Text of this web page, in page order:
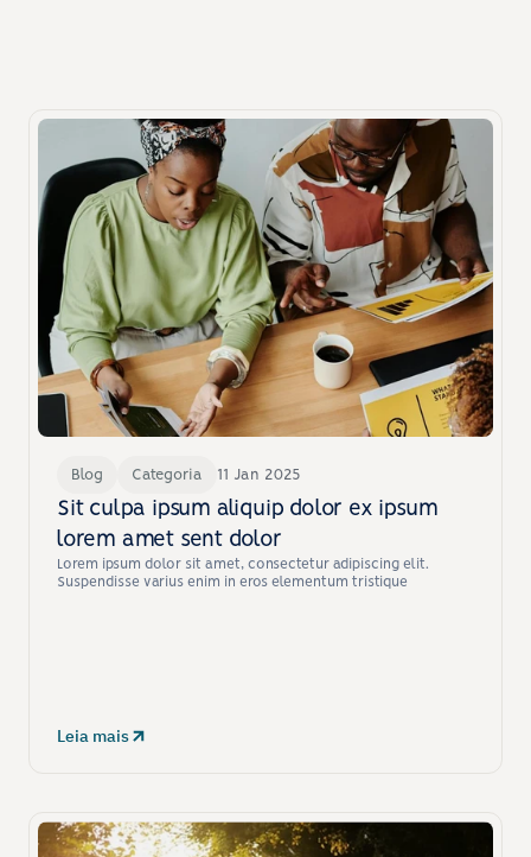
gostar
Descubra insights valiosos sobre tecnologia hospitalar.
Blog Categoria 11 Jan 2025
Sit culpa ipsum aliquip dolor ex ipsum
lorem amet sent dolor
Lorem ipsum dolor sit amet, consectetur adipiscing elit.
Suspendisse varius enim in eros elementum tristique
Leia mais